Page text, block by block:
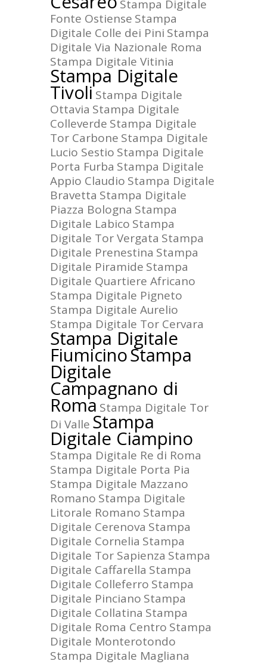
Stampa Digitale
Fonte Ostiense Stampa
Digitale Colle dei Pini Stampa
Digitale Via Nazionale Roma
Stampa Digitale Vitinia
Stampa Digitale
Tivoli Stampa Digitale
Ottavia Stampa Digitale
Colleverde Stampa Digitale
Tor Carbone Stampa Digitale
Lucio Sestio Stampa Digitale
Porta Furba Stampa Digitale
Appio Claudio Stampa Digitale
Bravetta Stampa Digitale
Piazza Bologna Stampa
Digitale Labico Stampa
Digitale Tor Vergata Stampa
Digitale Prenestina Stampa
Digitale Piramide Stampa
Digitale Quartiere Africano
Stampa Digitale Pigneto
Stampa Digitale Aurelio
Stampa Digitale Tor Cervara
Stampa Digitale
FiumicinoStampa
Digitale
Campagnano di
Roma Stampa Digitale Tor
Di Valle Stampa
Digitale Ciampino
Stampa Digitale Re di Roma
Stampa Digitale Porta Pia
Stampa Digitale Mazzano
Romano Stampa Digitale
Litorale Romano Stampa
Digitale Cerenova Stampa
Digitale Cornelia Stampa
Digitale Tor Sapienza Stampa
Digitale Caffarella Stampa
Digitale Colleferro Stampa
Digitale Pinciano Stampa
Digitale Collatina Stampa
Digitale Roma Centro Stampa
Digitale Monterotondo
Stampa Digitale Magliana